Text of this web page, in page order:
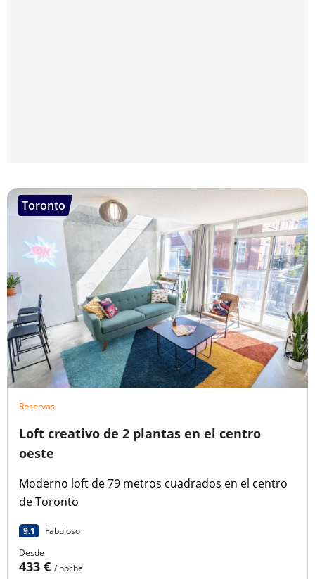
Toronto
Reservas
Loft creativo de 2 plantas en el centro
oeste
Moderno loft de 79 metros cuadrados en el centro
de Toronto
9.1
Fabuloso
Desde
433 € / noche